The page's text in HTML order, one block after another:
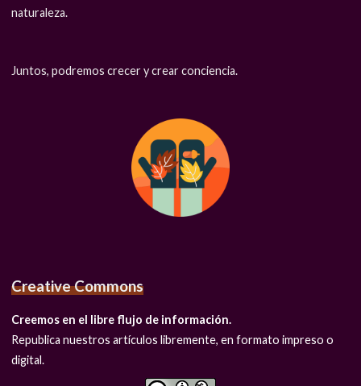
naturaleza.
Juntos, podremos crecer y crear conciencia.
Creative Commons
Creemos en el libre flujo de información.
Republica nuestros artículos libremente, en formato impreso o
digital.